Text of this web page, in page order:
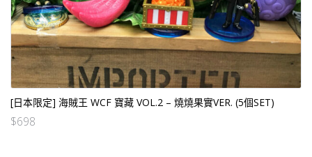
[日本限定] 海賊王 WCF 寶藏 VOL.2 – 燒燒果實VER. (5個SET)
$698